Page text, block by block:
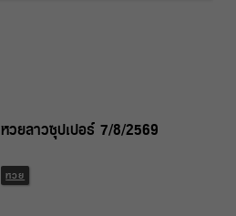
หวยลาวซุปเปอร์ 7/8/2569
หวย